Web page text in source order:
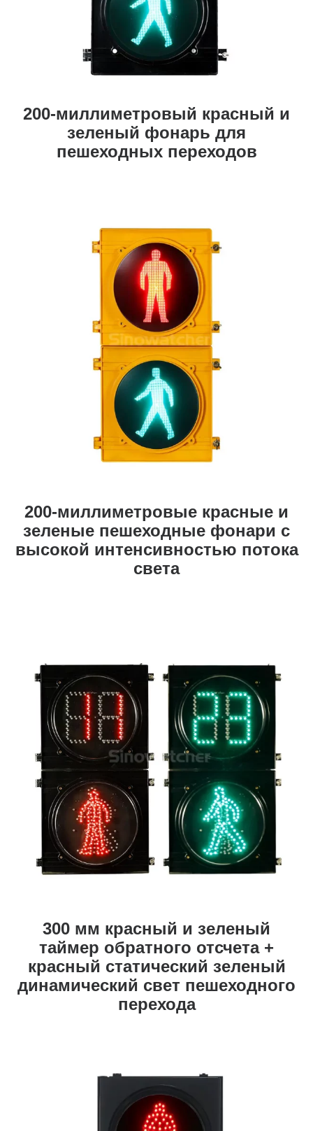
200-миллиметровый красный и
зеленый фонарь для
пешеходных переходов
200-миллиметровые красные и
зеленые пешеходные фонари с
высокой интенсивностью потока
света
300 мм красный и зеленый
таймер обратного отсчета +
красный статический зеленый
динамический свет пешеходного
перехода